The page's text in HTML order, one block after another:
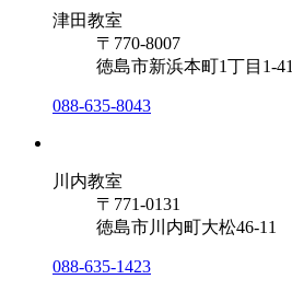
津田教室
〒770-8007
徳島市新浜本町1丁目1-41
088-635-8043
川内教室
〒771-0131
徳島市川内町大松46-11
088-635-1423